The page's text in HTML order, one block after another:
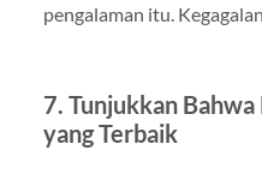
pengalaman itu.
7. Tunjukkan
yang Terbaik